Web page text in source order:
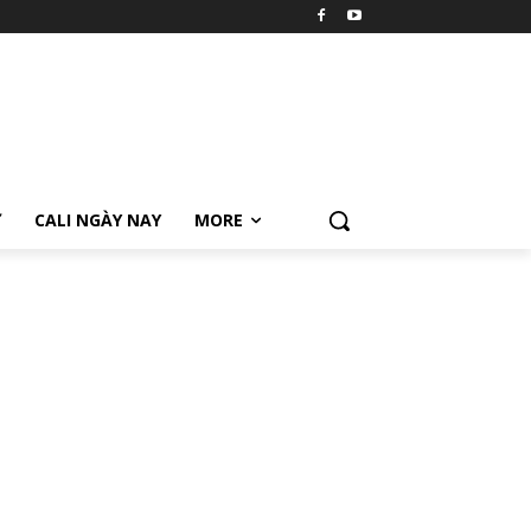
CALI NGÀY NAY MORE